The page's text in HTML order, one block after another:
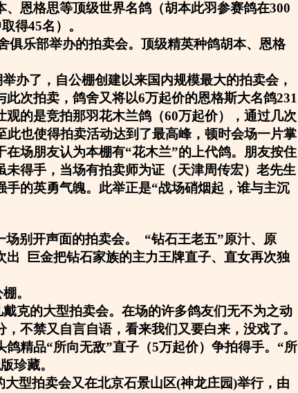
恩格思等顶级世界名鸽（胡本此羽参赛鸽在300
得45名）。
俱乐部举办的拍卖会。顶级精英种鸽胡本、恩格
办了，自公棚创建以来国内规模最大的拍卖会，
次拍卖，鸽舍又将以6万起价的恩格斯大名鸽231
的是竞拍那羽花木兰鸽（60万起价），通过几次
此也使得拍卖活动达到了最高峰，顿时会场一片掌
场朋友认为本棚有“花木兰”的上代鸽。朋友按住
得手，当场有拍卖师为证（天津周传宏）老先生
的英勇气魄。此举正是“战场硝烟起，谁与主沉
场别开声面的拍卖会。 “钻石王老五”原汁、原
出 巨金把钻石家族的主力王牌直子、直女再次独
。
克的大型拍卖会。在场的许多鸽友们无不为之动
不禁又自言自语，看来我们又要白来，没戏了。
精品“所向无敌”直子（5万起价）争拍得手。“所
珍藏。
型拍卖会又在北京石景山区(神龙庄园)举行，由